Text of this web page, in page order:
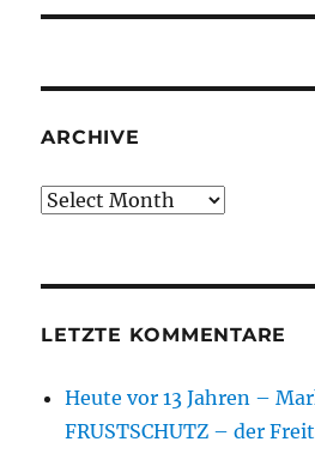
ARCHIVE
Archive
LETZTE KOMMENTARE
Heute vor 13 Jahren –
FRUSTSCHUTZ – der